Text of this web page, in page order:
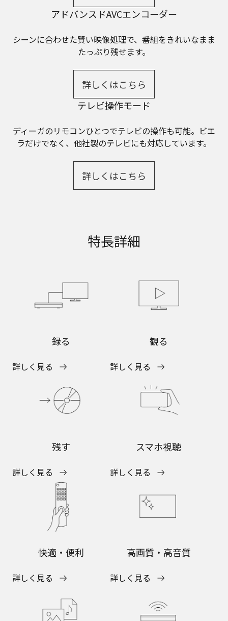
アドバンスドAVCエンコーダー
シーンに合わせた賢い映像処理で、番組をきれいなまま
たっぷり残せます。
詳しくはこちら
テレビ操作モード
ディーガのリモコンひとつでテレビの操作も可能。ビエ
ラだけでなく、他社製のテレビにも対応しています。
詳しくはこちら
特長詳細
録る
詳しく見る
観る
詳しく見る
残す
詳しく見る
スマホ視聴
詳しく見る
快適・便利
詳しく見る
高画質・高音質
詳しく見る